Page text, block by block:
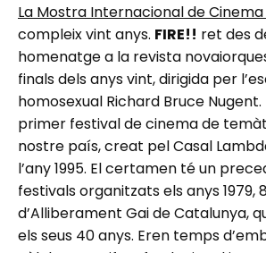
La Mostra Internacional de Cinema
compleix vint anys. FIRE!! ret des
homenatge a la revista
finals dels anys vint, dirigida per
homosexual Richard Bruce
primer festival de cinema de
nostre país, creat pel Casal
l’any 1995. El certamen té un
festivals organitzats els anys 1979,
d’Alliberament Gai de Catalunya,
els seus 40 anys. Eren temps